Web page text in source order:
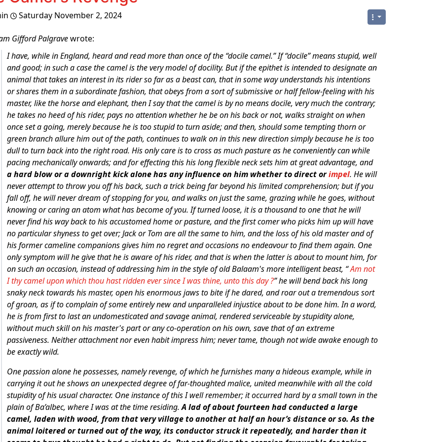
Saturday November 2, 2024
Gifford Palgravewrote:
I have, while in England, heard and read more than once of the “docile camel.” If “docile” means stupid, well
and good; in such a case the camel is the very model of docility. But if the epithet is intended to designate an
animal that takes an interest in its rider so far as a beast can, that in some way understands his intentions
or shares them in a subordinate fashion, that obeys from a sort of submissive or half fellow-feeling with his
master, like the horse and elephant, then I say that the camel is by no means docile, very much the contrary;
he takes no heed of his rider, pays no attention whether he be on his back or not, walks straight on when
once set a going, merely because he is too stupid to turn aside; and then, should some tempting thorn or
green branch allure him out of the path, continues to walk on in this new direction simply because he is too
dull to turn back into the right road. His only care is to cross as much pasture as he conveniently can while
pacing mechanically onwards; and for effecting this his long flexible neck sets him at great advantage, and
a hard blow or a downright kick alone has any influence on him whether to direct orimpel. He will
never attempt to throw you off his back, such a trick being far beyond his limited comprehension; but if you
fall off, he will never dream of stopping for you, and walks on just the same, grazing while he goes, without
knowing or caring an atom what has become of you. If turned loose, it is a thousand to one that he will
never find his way back to his accustomed home or pasture, and the first comer who picks him up will have
no particular shyness to get over; Jack or Tom are all the same to him, and the loss of his old master and of
his former cameline companions gives him no regret and occasions no endeavour to find them again. One
only symptom will he give that he is aware of his rider, and that is when the latter is about to mount him, for
on such an occasion, instead of addressing him in the style of old Balaam's more intelligent beast, “Am not
I thy camel upon which thou hast ridden ever since I was thine, unto this day ?” he will bend back his long
snaky neck towards his master, open his enormous jaws to bite if he dared, and roar out a tremendous sort
of groan, as if to complain of some entirely new and unparalleled injustice about to be done him. In a word,
he is from first to last an undomesticated and savage animal, rendered serviceable by stupidity alone,
without much skill on his master's part or any co-operation on his own, save that of an extreme
passiveness. Neither attachment nor even habit impress him; never tame, though not wide awake enough to
be exactly wild.
One passion alone he possesses, namely revenge, of which he furnishes many a hideous example, while in
carrying it out he shows an unexpected degree of far-thoughted malice, united meanwhile with all the cold
stupidity of his usual character. One instance of this I well remember; it occurred hard by a small town in the
plain of Ba’albec, where I was at the time residing.A lad of about fourteen had conducted a large
camel, laden with wood, from that very village to another at half an hour’s distance or so. As the
animal loitered or turned out of the way, its conductor struck it repeatedly, and harder than it